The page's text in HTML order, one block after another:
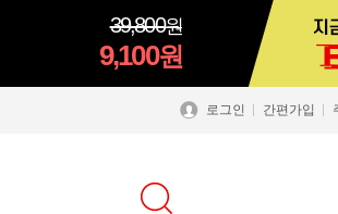
39,800원
9,100원
로그인 간편가입